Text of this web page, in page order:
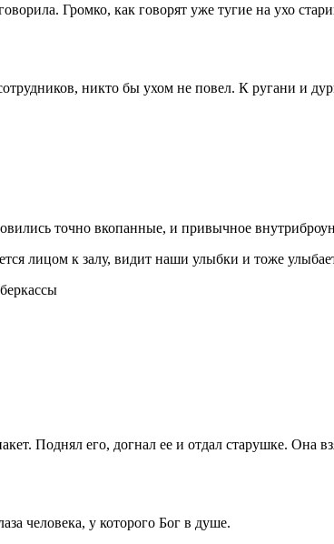
Громко, как говорят уже тугие на ухо
никто бы ухом не повел. К ругани и
точно вкопанные, и привычное
лицом к залу, видит наши улыбки и тоже
Поднял его, догнал ее и отдал старушке. Она
человека, у которого Бог в душе.